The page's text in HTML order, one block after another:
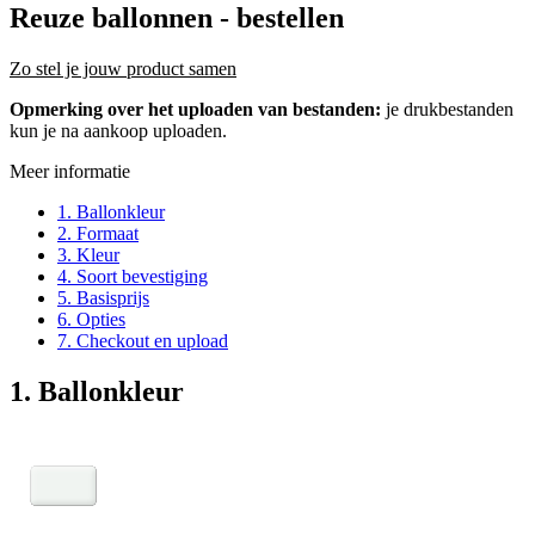
Reuze ballonnen - bestellen
Zo stel je jouw product samen
Opmerking over het uploaden van bestanden: je drukbestanden
kun je na aankoop uploaden.
Meer informatie
1. Ballonkleur
2. Formaat
3. Kleur
4. Soort bevestiging
5. Basisprijs
6. Opties
7. Checkout en upload
1. Ballonkleur